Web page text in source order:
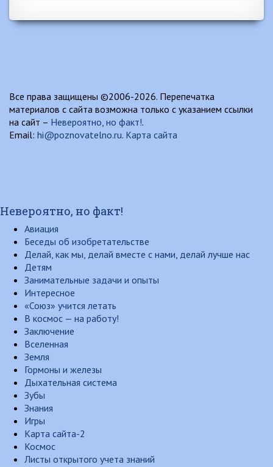
Все права защищены ©2006-2026. Перепечатка
материалов с сайта возможна только с указанием ссылки
на сайт – Невероятно, но факт!.
Email: hi@poznovatelno.ru. Карта сайта
Невероятно, но факт!
Авиация
Беседы об изобретательстве
Делай, как мы, делай вместе с нами, делай лучше нас
Детям
Занимательные задачи и опыты
Интересное
«Союз» учится летать
В космос — на работу!
Заключение
Вселенная
Земля
Гормоны и железы
Дыхательная система
Зубы
Знания
Игры
Карта сайта-2
Космос
Листы открытого учета знаний